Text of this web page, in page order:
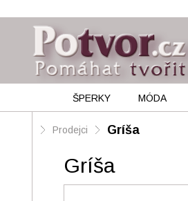
ŠPERKY MÓDA
Prodejci Gríša
Gríša